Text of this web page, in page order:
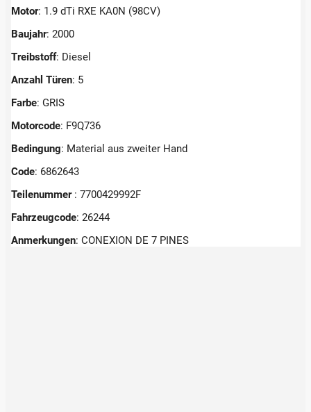
Motor: 1.9 dTi RXE KA0N (98CV)
Baujahr: 2000
Treibstoff: Diesel
Anzahl Türen: 5
Farbe: GRIS
Motorcode: F9Q736
Bedingung: Material aus zweiter Hand
Code: 6862643
Teilenummer : 7700429992F
Fahrzeugcode: 26244
Anmerkungen: CONEXION DE 7 PINES